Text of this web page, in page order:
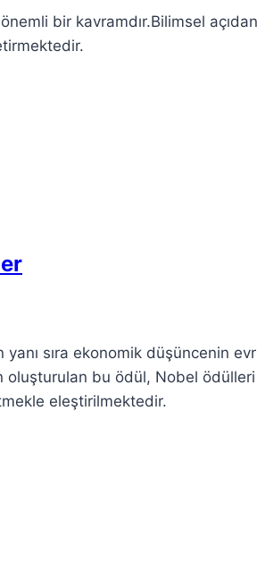
bir kavramdır.Bilimsel
sıra ekonomik düşüncenin
oluşturulan bu ödül, Nobel ödülleri
eleştirilmektedir.